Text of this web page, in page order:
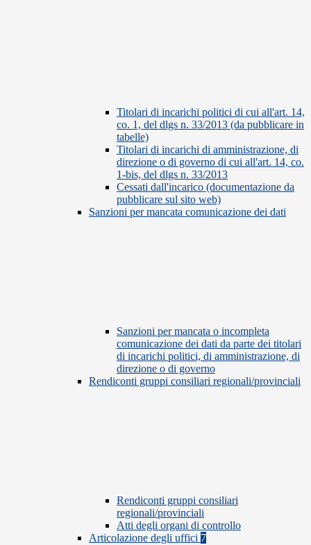
Titolari di incarichi politici di cui all'art. 14,
co. 1, del dlgs n. 33/2013 (da pubblicare in
tabelle)
Titolari di incarichi di amministrazione, di
direzione o di governo di cui all'art. 14, co.
1-bis, del dlgs n. 33/2013
Cessati dall'incarico (documentazione da
pubblicare sul sito web)
Sanzioni per mancata comunicazione dei dati
Sanzioni per mancata o incompleta
comunicazione dei dati da parte dei titolari
di incarichi politici, di amministrazione, di
direzione o di governo
Rendiconti gruppi consiliari regionali/provinciali
Rendiconti gruppi consiliari
regionali/provinciali
Atti degli organi di controllo
Articolazione degli uffici 7